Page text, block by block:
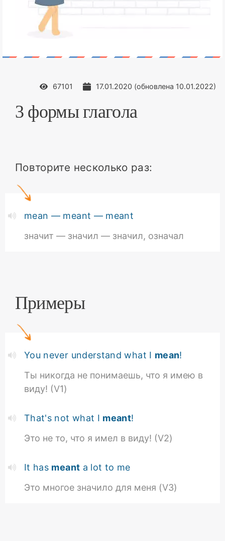
67101 17.01.2020 (обновлена 10.01.2022)
3 формы глагола
Повторите несколько раз:
mean — meant — meant
значит — значил — значил, означал
Примеры
You never understand what I mean!
Ты никогда не понимаешь, что я имею в
виду! (V1)
That's not what I meant!
Это не то, что я имел в виду! (V2)
It has meant a lot to me
Это многое значило для меня (V3)